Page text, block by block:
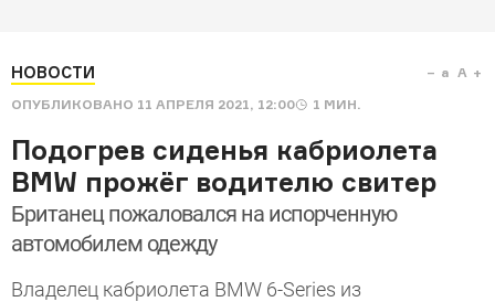
НОВОСТИ
ОПУБЛИКОВАНО 11 АПРЕЛЯ 2021, 12:00 1 МИН.
a A
Подогрев сиденья кабриолета
BMW прожёг водителю свитер
Британец пожаловался на испорченную
автомобилем одежду
Владелец кабриолета BMW 6-Series из